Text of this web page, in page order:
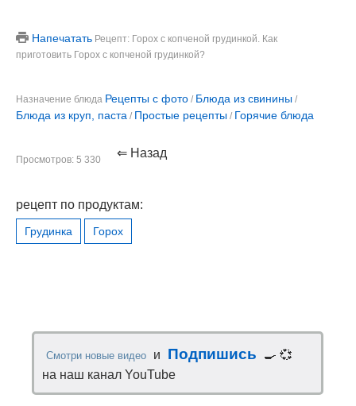
Напечатать Рецепт: Горох с копченой грудинкой. Как
приготовить Горох с копченой грудинкой?
Назначение блюда Рецепты с фото / Блюда из свинины /
Блюда из круп, паста / Простые рецепты / Горячие блюда
Просмотров: 5 330 ⇐ Назад
рецепт по продуктам:
Грудинка Горох
Смотри новые видео и Подпишись
🍳 💞
на наш канал YouTube